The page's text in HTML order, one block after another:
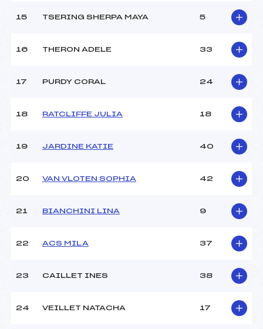
1°C
Température arrivée :
1°C
U8+U10
15 TSERING SHERPA MAYA 5
16 THERON ADELE 33
17 PURDY CORAL 24
18 RATCLIFFE JULIA 18
19 JARDINE KATIE 40
20 VAN VLOTEN SOPHIA 42
21 BIANCHINI LINA 9
22 ACS MILA 37
23 CAILLET INES 38
24 VEILLET NATACHA 17